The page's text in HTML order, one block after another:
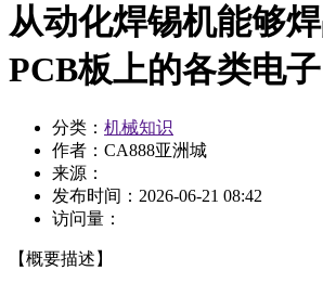
从动化焊锡机能够
PCB板上的各类电子
分类： 机械知识
作者：CA888亚洲城
来源：
发布时间： 2026-06-21 08:42
访问量：
【概要描述】